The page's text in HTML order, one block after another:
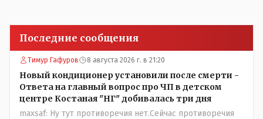
Последние сообщения
Тимур Гафуров 8 августа 2026 г. в 21:20
Новый кондиционер установили после смерти -
Ответа на главный вопрос про ЧП в детском
центре Костаная "НГ" добивалась три дня
maxsaf: Ну тут противоречия нет.Сейчас противоречия